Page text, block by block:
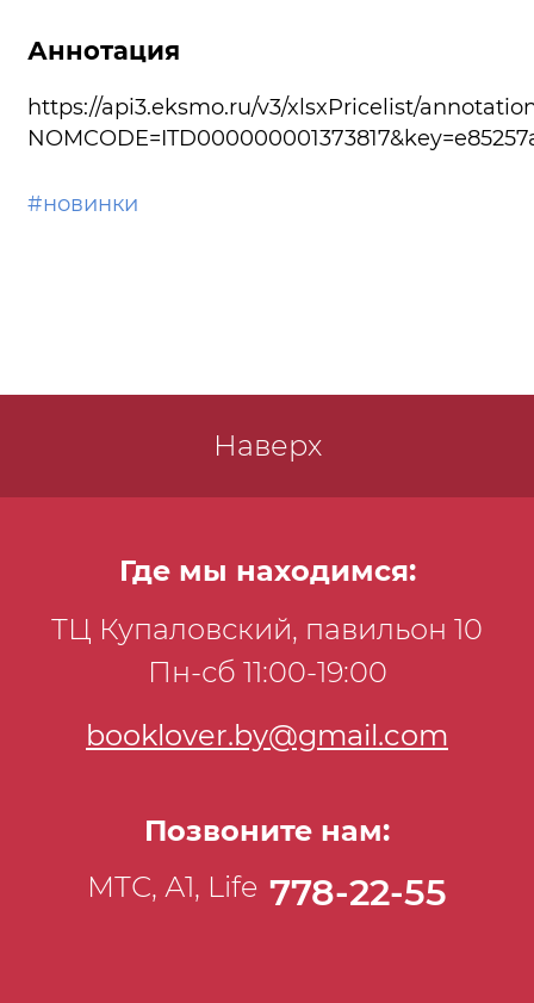
Аннотация
https://api3.eksmo.ru/v3/xlsxPricelist/
#новинки
Наверх
Где мы находимся:
ТЦ Купаловский, павильон 10
Пн-сб 11:00-19:00
booklover.by@gmail.com
Позвоните нам:
МТС, А1, Life 778-22-55